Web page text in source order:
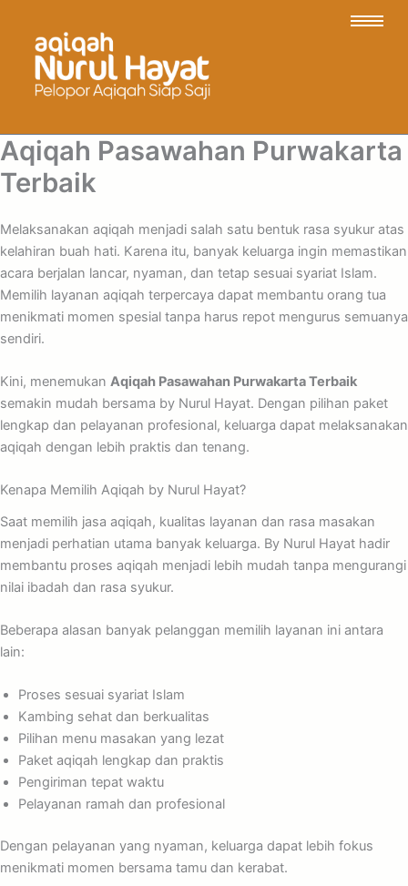
Aqiqah Pasawahan Purwakarta
Terbaik
Melaksanakan aqiqah menjadi salah satu bentuk rasa syukur atas
kelahiran buah hati. Karena itu, banyak keluarga ingin memastikan
acara berjalan lancar, nyaman, dan tetap sesuai syariat Islam.
Memilih layanan aqiqah terpercaya dapat membantu orang tua
menikmati momen spesial tanpa harus repot mengurus semuanya
sendiri.
Kini, menemukan Aqiqah Pasawahan Purwakarta Terbaik
semakin mudah bersama by Nurul Hayat. Dengan pilihan paket
lengkap dan pelayanan profesional, keluarga dapat melaksanakan
aqiqah dengan lebih praktis dan tenang.
Kenapa Memilih Aqiqah by Nurul Hayat?
Saat memilih jasa aqiqah, kualitas layanan dan rasa masakan
menjadi perhatian utama banyak keluarga. By Nurul Hayat hadir
membantu proses aqiqah menjadi lebih mudah tanpa mengurangi
nilai ibadah dan rasa syukur.
Beberapa alasan banyak pelanggan memilih layanan ini antara
lain:
Proses sesuai syariat Islam
Kambing sehat dan berkualitas
Pilihan menu masakan yang lezat
Paket aqiqah lengkap dan praktis
Pengiriman tepat waktu
Pelayanan ramah dan profesional
Dengan pelayanan yang nyaman, keluarga dapat lebih fokus
menikmati momen bersama tamu dan kerabat.